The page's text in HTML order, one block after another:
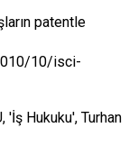
patentle
10/isci-
'İş Hukuku', Turhan